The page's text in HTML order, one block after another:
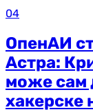
04
ОпенАИ
Астра:
може сам
хакерске